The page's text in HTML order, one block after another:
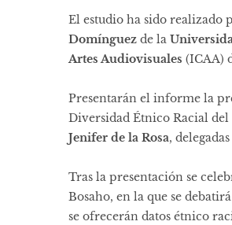
El estudio ha sido realizado
Domínguez de la
Artes Audiovisuales (ICAA)
Presentarán el informe la
Diversidad Étnico Racial del
Jenifer de la Rosa,
Tras la presentación se
Bosaho, en la que se
se ofrecerán datos étnico